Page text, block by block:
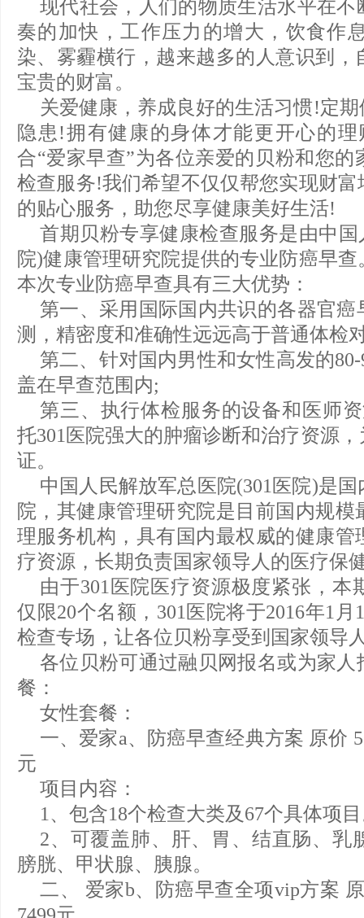
现代社会，人们的物质生活水平在
奏的加快，工作压力的增大，饮食作
染、雾霾横行，越来越多的人意识到
宝贵的财富。
关爱健康，养成良好的生活习惯!定
隐患!拥有健康的身体才能更开心的
合“爱家早查”为各位亲爱的贝粉和您
检查服务!我们希望不仅仅帮您实现财
的贴心服务，助您尽享健康美好生活!
首期贝粉专享健康检查服务是由中
院)健康管理研究院提供的专业防癌早
本次专业防癌早查具有三大优势：
第一、采用国际国内共识的各器官
测，精密度和准确性远远高于普通体检
第二、针对国内男性和女性高发的
盖在早查范围内;
第三、执行体检服务的设备和医师
托301医院强大的肿瘤诊断和治疗资源
证。
中国人民解放军总医院(301医院)是
院，其健康管理研究院是目前国内规
理服务机构，具有国内最权威的健康管
疗资源，长期负责国家领导人的医疗保
由于301医院医疗资源极度紧张，本
仅限20个名额，301医院将于2016年1
检查专场，让各位贝粉享受到国家领导
各位贝粉可通过融贝网报名或为家
餐：
女性套餐：
一、爱家a、防癌早查经典方案 原价
元
项目内容：
1、包含18个检查大类及67个具体项
2、可覆盖肺、肝、胃、结直肠、乳
膀胱、甲状腺、胰腺。
二、 爱家b、防癌早查全项vip方案